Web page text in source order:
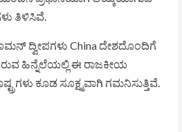
ತಿಳಿಸಿವೆ.
ದ್ವೀಪಗಳು China ದೇಶದೊಂದಿಗೆ
ಹಿನ್ನೆಲೆಯಲ್ಲಿ ಈ ರಾಜಕೀಯ
ಕೂಡ ಸೂಕ್ಷ್ಮವಾಗಿ ಗಮನಿಸುತ್ತಿವೆ.